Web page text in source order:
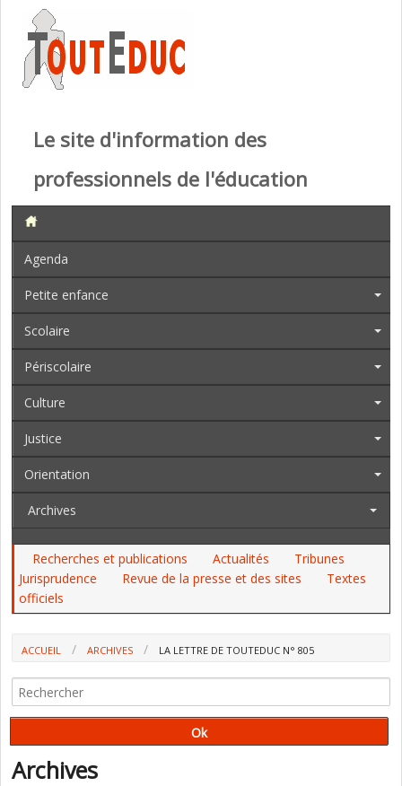
Le site d'information des
professionnels de l'éducation
Agenda
Petite enfance
Scolaire
Périscolaire
Culture
Justice
Orientation
Archives
Recherches et publications Actualités
Tribunes
Jurisprudence
Revue de la presse et des sites
Textes
officiels
ACCUEIL ARCHIVES LA LETTRE DE TOUTEDUC N° 805
Archives